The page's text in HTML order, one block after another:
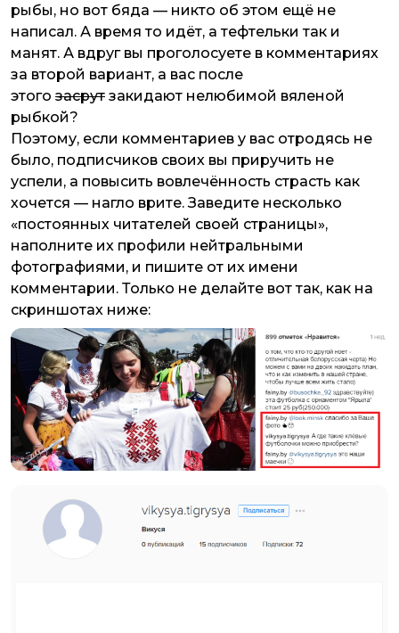
рыбы, но вот бяда — никто об этом ещё не
написал. А время то идёт, а тефтельки так и
манят. А вдруг вы проголосуете в комментариях
за второй вариант, а вас после
этого засрут закидают нелюбимой вяленой
рыбкой?
Поэтому, если комментариев у вас отродясь не
было, подписчиков своих вы приручить не
успели, а повысить вовлечённость страсть как
хочется — нагло врите. Заведите несколько
«постоянных читателей своей страницы»,
наполните их профили нейтральными
фотографиями, и пишите от их имени
комментарии. Только не делайте вот так, как на
скриншотах ниже: